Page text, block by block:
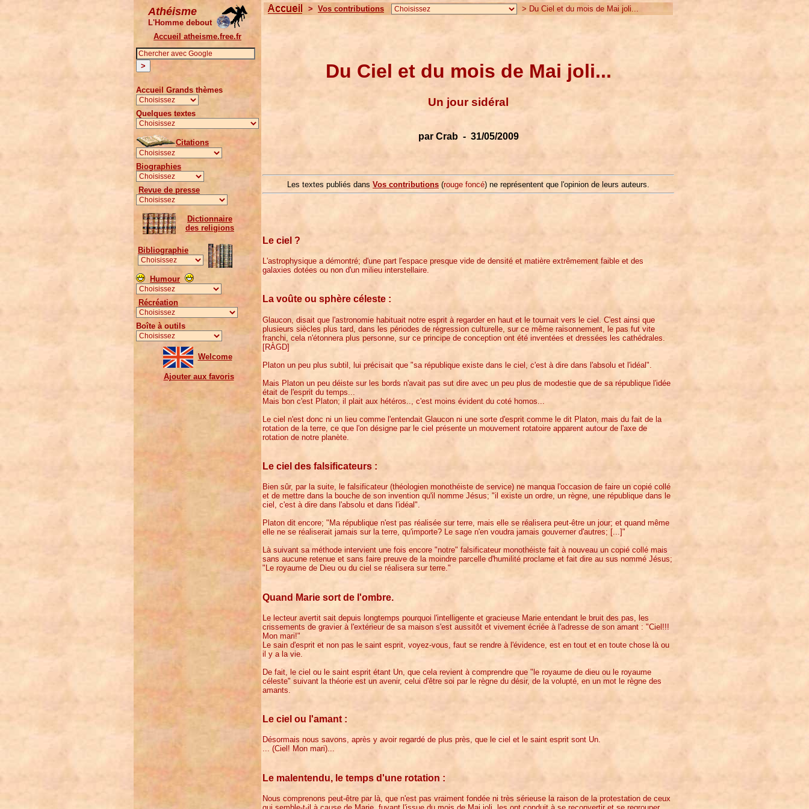
Athéisme
L'Homme debout
Accueil atheisme.free.fr
Accueil Grands thèmes
Quelques textes
Citations
Biographies
Revue de presse
Dictionnaire
des religions
Bibliographie
Humour
Récréation
Boîte à outils
Welcome
Ajouter aux favoris
> Vos contributions > Du Ciel et du mois de Mai joli...
Du Ciel et du mois de Mai joli...
Un jour sidéral
par Crab - 31/05/2009
Les textes publiés dans Vos contributions (rouge foncé) ne représentent que l'opinion de leurs auteurs.
Le ciel ?
L'astrophysique a démontré; d'une part l'espace presque vide de densité et matière extrêmement faible et des
galaxies dotées ou non d'un milieu interstellaire.
La voûte ou sphère céleste :
Glaucon, disait que l'astronomie habituait notre esprit à regarder en haut et le tournait vers le ciel. C'est ainsi que
plusieurs siècles plus tard, dans les périodes de régression culturelle, sur ce même raisonnement, le pas fut vite
franchi, cela n'étonnera plus personne, sur ce principe de conception ont été inventées et dressées les cathédrales.
[RÀGD]
Platon un peu plus subtil, lui précisait que "sa république existe dans le ciel, c'est à dire dans l'absolu et l'idéal".
Mais Platon un peu déiste sur les bords n'avait pas sut dire avec un peu plus de modestie que de sa république l'idée
était de l'esprit du temps...
Mais bon c'est Platon; il plait aux hétéros.., c'est moins évident du coté homos...
Le ciel n'est donc ni un lieu comme l'entendait Glaucon ni une sorte d'esprit comme le dit Platon, mais du fait de la
rotation de la terre, ce que l'on désigne par le ciel présente un mouvement rotatoire apparent autour de l'axe de
rotation de notre planète.
Le ciel des falsificateurs :
Bien sûr, par la suite, le falsificateur (théologien monothéiste de service) ne manqua l'occasion de faire un copié collé
et de mettre dans la bouche de son invention qu'il nomme Jésus; "il existe un ordre, un règne, une république dans le
ciel, c'est à dire dans l'absolu et dans l'idéal".
Platon dit encore; "Ma république n'est pas réalisée sur terre, mais elle se réalisera peut-être un jour; et quand même
elle ne se réaliserait jamais sur la terre, qu'importe? Le sage n'en voudra jamais gouverner d'autres; [...]"
Là suivant sa méthode intervient une fois encore "notre" falsificateur monothéiste fait à nouveau un copié collé mais
sans aucune retenue et sans faire preuve de la moindre parcelle d'humilité proclame et fait dire au sus nommé Jésus;
"Le royaume de Dieu ou du ciel se réalisera sur terre."
Quand Marie sort de l'ombre.
Le lecteur avertit sait depuis longtemps pourquoi l'intelligente et gracieuse Marie entendant le bruit des pas, les
crissements de gravier à l'extérieur de sa maison s'est aussitôt et vivement écriée à l'adresse de son amant : "Ciel!!!
Mon mari!"
Le sain d'esprit et non pas le saint esprit, voyez-vous, faut se rendre à l'évidence, est en tout et en toute chose là ou
il y a la vie.
De fait, le ciel ou le saint esprit étant Un, que cela revient à comprendre que "le royaume de dieu ou le royaume
céleste" suivant la théorie est un avenir, celui d'être soi par le règne du désir, de la volupté, en un mot le règne des
amants.
Le ciel ou l'amant :
Désormais nous savons, après y avoir regardé de plus près, que le ciel et le saint esprit sont Un.
... (Ciel! Mon mari)...
Le malentendu, le temps d'une rotation :
Nous comprenons peut-être par là, que n'est pas vraiment fondée ni très sérieuse la raison de la protestation de ceux